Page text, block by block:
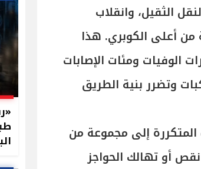
الثقيل، وانقلاب
من أعلى الكوبري. هذا
الوفيات ومئات الإصابات
وتضرر بنية الطريق
المتكررة إلى مجموعة من
أو تهالك الحواجز